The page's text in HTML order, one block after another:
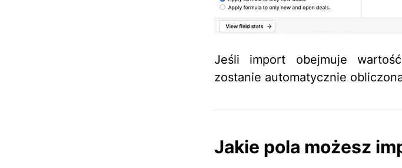
Jeśli import obejmuje
zostanie automatycznie
Jakie pola możesz